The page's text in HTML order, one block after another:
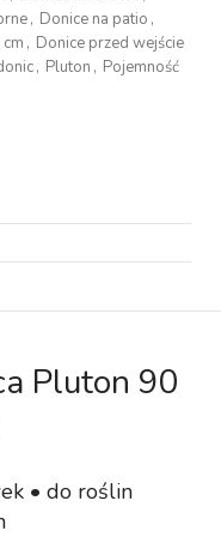
, Donice na patio ,
, Donice przed wejście
, Pluton , Pojemność
Pluton 90
• do roślin